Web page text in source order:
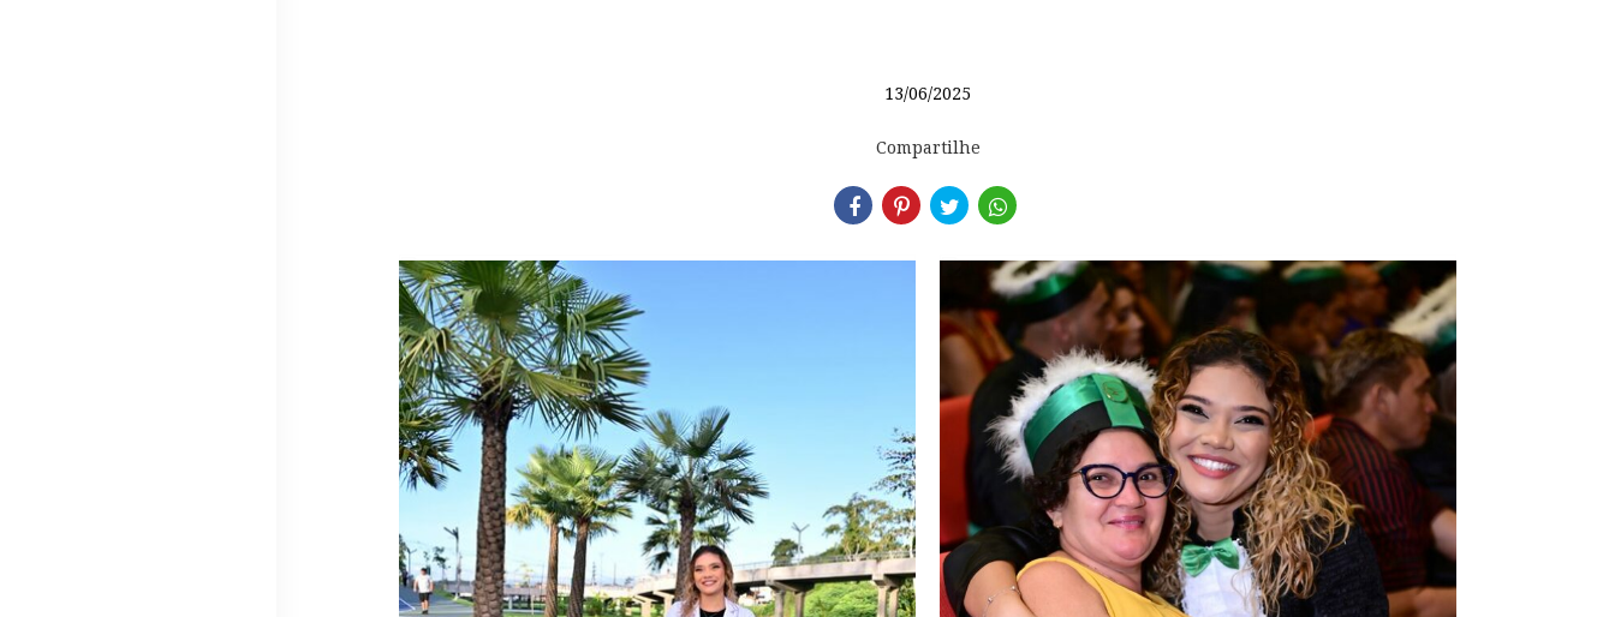
13/06/2025
Compartilhe